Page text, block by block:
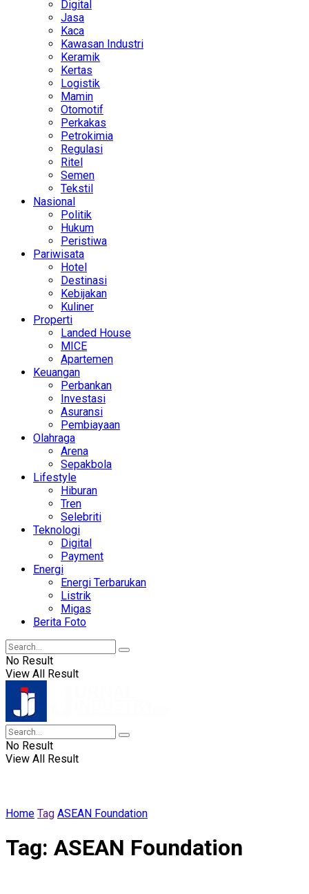
Digital
Jasa
Kaca
Kawasan Industri
Keramik
Kertas
Logistik
Mamin
Otomotif
Perkakas
Petrokimia
Regulasi
Ritel
Semen
Tekstil
Nasional
Politik
Hukum
Peristiwa
Pariwisata
Hotel
Destinasi
Kebijakan
Kuliner
Properti
Landed House
MICE
Apartemen
Keuangan
Perbankan
Investasi
Asuransi
Pembiayaan
Olahraga
Arena
Sepakbola
Lifestyle
Hiburan
Tren
Selebriti
Teknologi
Digital
Payment
Energi
Energi Terbarukan
Listrik
Migas
Berita Foto
No Result
View All Result
No Result
View All Result
Home Tag ASEAN Foundation
Tag: ASEAN Foundation